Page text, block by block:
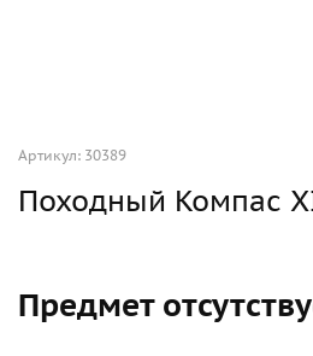
Артикул: 30389
Походный Компас
Предмет